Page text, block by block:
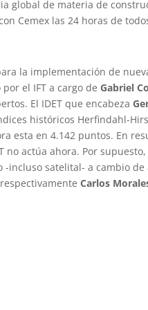
global de materia de
Cemex las 24 horas de
la implementación de
el IFT a cargo de Gabriel
El IDET que encabeza
históricos Herfindahl-
esta en 4.142 puntos. En
no actúa ahora. Por
incluso satelital- a cambio
Carlos